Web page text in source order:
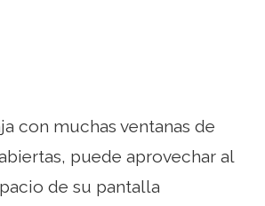
con muchas ventanas de
puede aprovechar al
de su pantalla